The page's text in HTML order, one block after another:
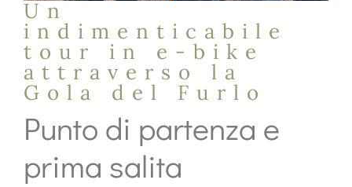
Un
indimenticabile
tour in e-bike
attraverso la
Gola del Furlo
Punto di partenza e
prima salita